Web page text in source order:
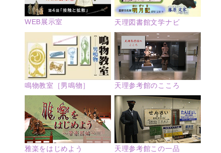
WEB展示室 天理図書館文学ナビ
鳴物教室［男鳴物］ 天理参考館のこころ
雅楽をはじめよう 天理参考館この一品